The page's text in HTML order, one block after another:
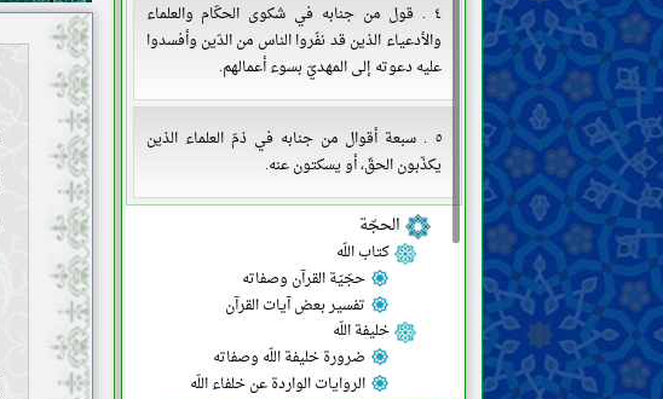
٤ . قول من جنابه في شكوى الحكّام والعلماء
والأدعياء الذين قد نفّروا الناس من الدّين وأفسدوا
عليه دعوته إلى المهديّ بسوء أعمالهم.
٥ . سبعة أقوال من جنابه في ذمّ العلماء الذين
يكذّبون الحقّ، أو يسكتون عنه.
الحجّة
كتاب اللّه
حجّيّة القرآن وصفاته
تفسير بعض آيات القرآن
خليفة اللّه
ضرورة خليفة اللّه وصفاته
الروايات الواردة عن خلفاء اللّه